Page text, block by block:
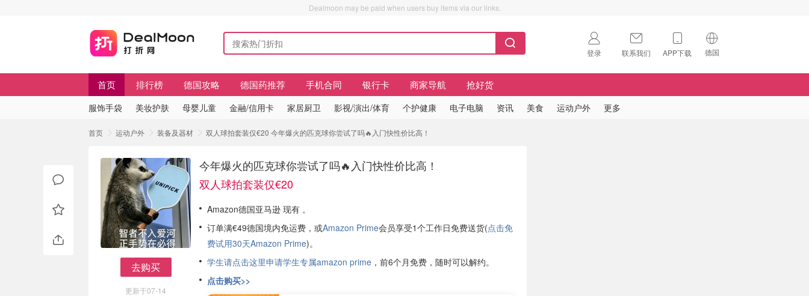
Dealmoon may be paid when users buy items via our links.
登录 联系我们 APP下载 德国
🇺🇸
首页 排行榜 德国攻略 德国药推荐 手机合同 银行卡 商家导航 抢好货
服饰手袋 美妆护肤 母婴儿童 金融/信用卡 家居厨卫 影视/演出/体育 个护健康 电子电脑 资讯 美食 运动户外 更多
首页 运动户外 装备及器材 双人球拍套装仅€20 今年爆火的匹克球你尝试了吗🔥入门快性价比高！
去购买
更新于07-14
今年爆火的匹克球你尝试了吗🔥入门快性价比高！
双人球拍套装仅€20
Amazon德国亚马逊 现有 。
订单满€49德国境内免运费，或Amazon Prime会员享受1个工作日免费送货(点击免
费试用30天Amazon Prime)。
学生请点击这里申请学生专属amazon prime ，前6个月免费，随时可以解约。
点击购买>>